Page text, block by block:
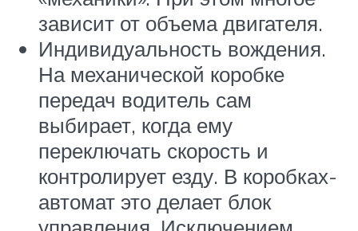
зависит от объема двигателя.
Индивидуальность вождения.
На механической коробке
передач водитель сам
выбирает, когда ему
переключать скорость и
контролирует езду. В коробках-
автомат это делает блок